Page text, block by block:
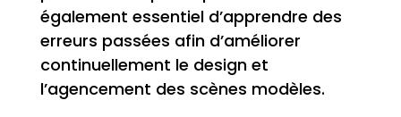
également essentiel d’apprendre des
erreurs passées afin d’améliorer
continuellement le design et
l’agencement des scènes modèles.